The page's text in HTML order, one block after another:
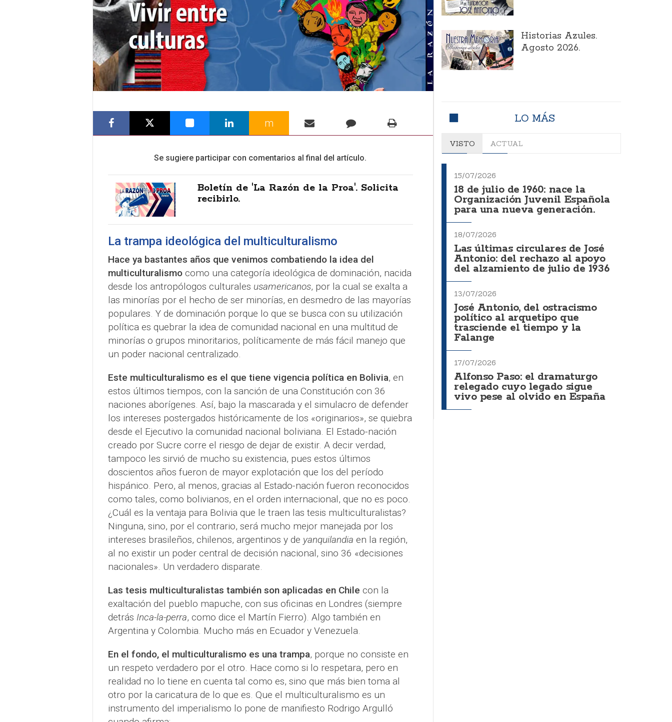
m
Se sugiere participar con comentarios al final del artículo.
Boletín de 'La Razón de la Proa'. Solicita
recibirlo.
La trampa ideológica del multiculturalismo
Hace ya bastantes años que venimos combatiendo la idea del
multiculturalismocomo una categoría ideológica de dominación, nacida
desde los antropólogos culturales usamericanos, por la cual se exalta a
las minorías por el hecho de ser minorías, en desmedro de las mayorías
populares. Y de dominación porque lo que se busca con su utilización
política es quebrar la idea de comunidad nacional en una multitud de
minorías o grupos minoritarios, políticamente de más fácil manejo que
un poder nacional centralizado.
Este multiculturalismo es el que tiene vigencia política en Bolivia, en
estos últimos tiempos, con la sanción de una Constitución con 36
naciones aborígenes. Así, bajo la mascarada y el simulacro de defender
los intereses postergados históricamente de los «originarios», se quiebra
desde el Ejecutivo la comunidad nacional boliviana. El Estado-nación
creado por Sucre corre el riesgo de dejar de existir. A decir verdad,
tampoco les sirvió de mucho su existencia, pues estos últimos
doscientos años fueron de mayor explotación que los del período
hispánico. Pero, al menos, gracias al Estado-nación fueron reconocidos
como tales, como bolivianos, en el orden internacional, que no es poco.
¿Cuál es la ventaja para Bolivia que le traen las tesis multiculturalistas?
Ninguna, sino, por el contrario, será mucho mejor manejada por los
intereses brasileños, chilenos, argentinos y de yanquilandia en la región,
al no existir un poder central de decisión nacional, sino 36 «decisiones
nacionales». Un verdadero disparate.
Las tesis multiculturalistas también son aplicadas en Chile con la
exaltación del pueblo mapuche, con sus oficinas en Londres (siempre
detrás Inca-la-perra, como dice el Martín Fierro). Algo también en
Argentina y Colombia. Mucho más en Ecuador y Venezuela.
En el fondo, el multiculturalismo es una trampa, porque no consiste en
un respeto verdadero por el otro. Hace como si lo respetara, pero en
realidad no lo tiene en cuenta tal como es, sino que más bien toma al
otro por la caricatura de lo que es. Que el multiculturalismo es un
instrumento del imperialismo lo pone de manifiesto Rodrigo Argulló
Historias Azules.
Agosto 2026.
LO MÁS
VISTO ACTUAL
15/07/2026
18 de julio de 1960: nace la
Organización Juvenil Española
para una nueva generación.
18/07/2026
Las últimas circulares de José
Antonio: del rechazo al apoyo
del alzamiento de julio de 1936
13/07/2026
José Antonio, del ostracismo
político al arquetipo que
trasciende el tiempo y la
Falange
17/07/2026
Alfonso Paso: el dramaturgo
relegado cuyo legado sigue
vivo pese al olvido en España